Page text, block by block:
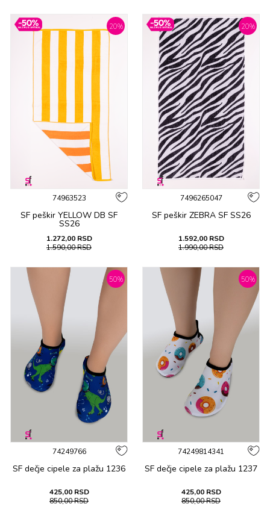
20%
74963523
SF peškir YELLOW DB SF
SS26
1.272,00 RSD
1.590,00RSD
20%
7496265047
SF peškir ZEBRA SF SS26
1.592,00 RSD
1.990,00RSD
50%
74249766
SF dečje cipеlе za plažu 1236
425,00 RSD
850,00RSD
50%
74249814341
SF dečje cipеlе za plažu 1237
425,00 RSD
850,00RSD